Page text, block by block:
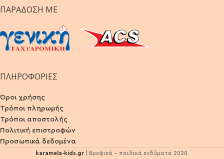
ΠΑΡΆΔΟΣΗ ΜΕ
ΠΛΗΡΟΦΟΡΙΕΣ
Όροι χρήσης
Τρόποι πληρωμής
Τρόποι αποστολής
Πολιτική επιστροφών
Προσωπικά δεδομένα
karamela-kids.gr | Βρεφικά - παιδικά ενδύματα 2020.